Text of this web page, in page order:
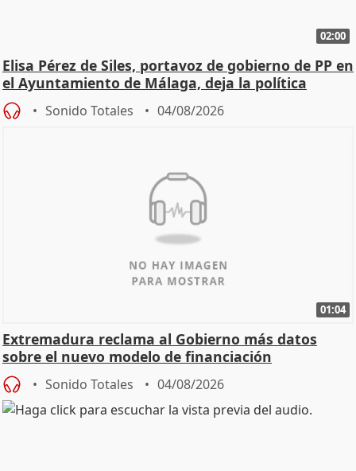
02:00
Elisa Pérez de Siles, portavoz de gobierno de PP en
el Ayuntamiento de Málaga, deja la política
Sonido Totales 04/08/2026
01:04
Extremadura reclama al Gobierno más datos
sobre el nuevo modelo de financiación
Sonido Totales 04/08/2026